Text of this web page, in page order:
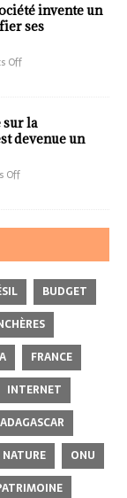
invente un
ses
Off
sur la
devenue un
Off
BUDGET
FRANCE
INTERNET
NATURE
ONU